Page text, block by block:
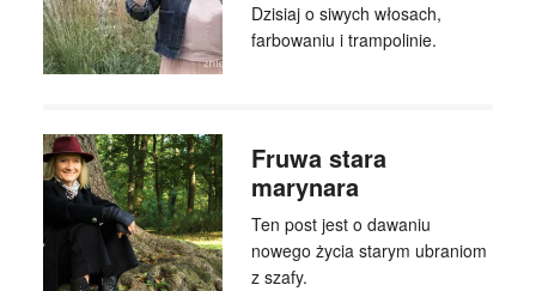
Dzisiaj o siwych włosach,
farbowaniu i trampolinie.
Fruwa stara
marynara
Ten post jest o dawaniu
nowego życia starym ubraniom
z szafy.